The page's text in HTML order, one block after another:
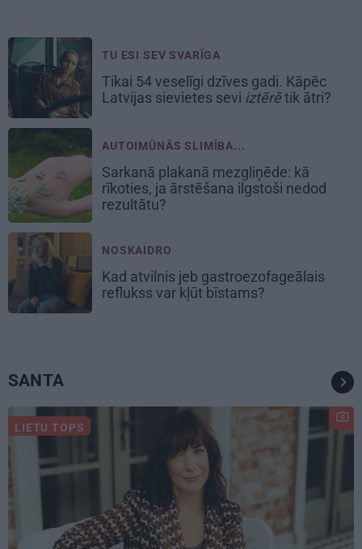
TU ESI SEV SVARĪGA
Tikai 54 veselīgi dzīves gadi. Kāpēc
Latvijas sievietes sevi iztērētik ātri?
AUTOIMŪNĀS SLIMĪBA...
Sarkanā plakanā mezgliņēde: kā
rīkoties, ja ārstēšana ilgstoši nedod
rezultātu?
NOSKAIDRO
Kad atvilnis jeb gastroezofageālais
reflukss var kļūt bīstams?
SANTA
LIETU TOPS